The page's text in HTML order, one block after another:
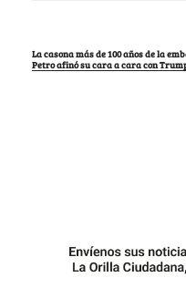
La casona más de 100 años de la
Petro afinó su cara a cara con